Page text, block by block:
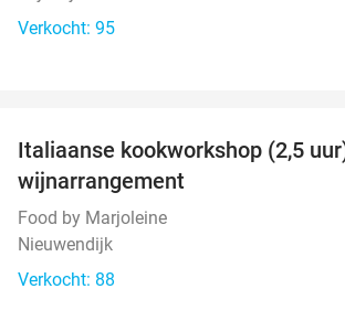
Verkocht: 95
Italiaanse kookworkshop (2,5
wijnarrangement
Food by Marjoleine
Nieuwendijk
Verkocht: 88